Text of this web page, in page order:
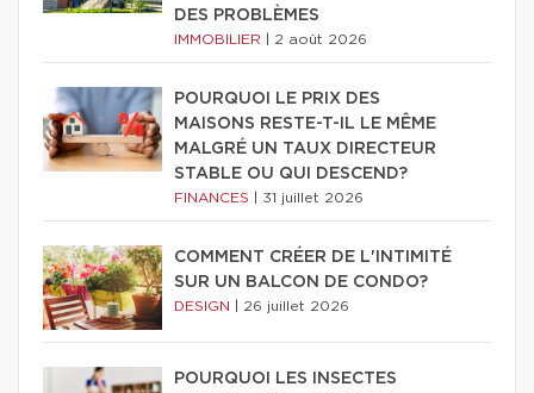
DES PROBLÈMES
IMMOBILIER 2 août 2026
POURQUOI LE PRIX DES
MAISONS RESTE-T-IL LE MÊME
MALGRÉ UN TAUX DIRECTEUR
STABLE OU QUI DESCEND?
FINANCES 31 juillet 2026
COMMENT CRÉER DE L'INTIMITÉ
SUR UN BALCON DE CONDO?
DESIGN 26 juillet 2026
POURQUOI LES INSECTES